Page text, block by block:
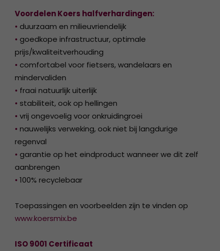
Voordelen Koers halfverhardingen:
• duurzaam en milieuvriendelijk
• goedkope infrastructuur, optimale
prijs/kwaliteitverhouding
• comfortabel voor fietsers, wandelaars en
mindervaliden
• fraai natuurlijk uiterlijk
• stabiliteit, ook op hellingen
• vrij ongevoelig voor onkruidingroei
• nauwelijks verweking, ook niet bij langdurige
regenval
• garantie op het eindproduct wanneer we dit zelf
aanbrengen
• 100% recyclebaar
Toepassingen en voorbeelden zijn te vinden op
www.koersmix.be
ISO 9001 Certificaat